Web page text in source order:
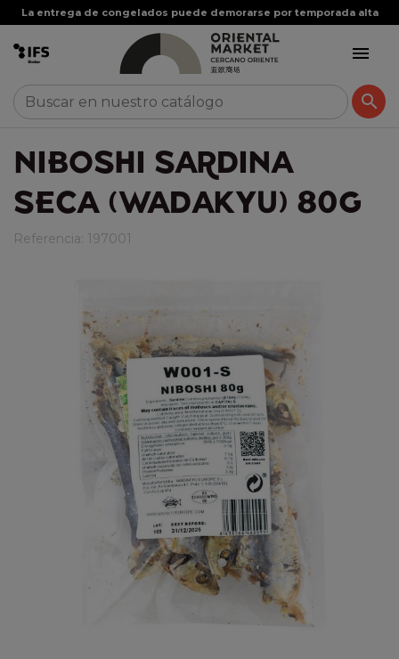
La entrega de congelados puede demorarse por temporada alta


NIBOSHI SARDINA
SECA (WADAKYU) 80G
Referencia: 197001